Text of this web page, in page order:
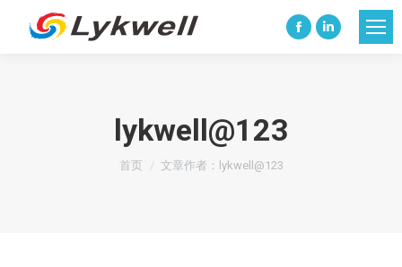
FacebookLinkedin
lykwell@123
您在这里：
首页 文章作者：lykwell@123